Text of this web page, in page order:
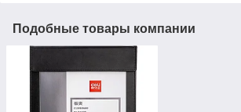
Подобные товары компании